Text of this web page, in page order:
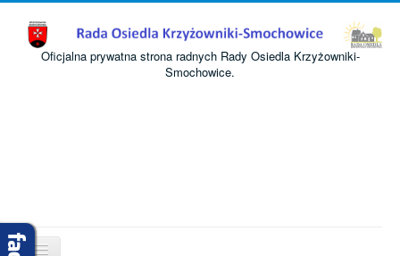
Oficjalna prywatna strona radnych Rady Osiedla Krzyżowniki-
Smochowice.
Przełącz